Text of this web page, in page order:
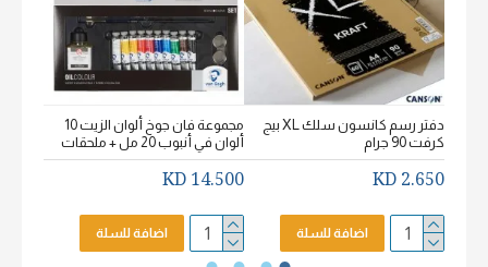
دفتر رسم كانسون سلك XL بيج
كرفت 90 جرام
2.650 KD
اضافة للسلة
مجموعة فان جوخ ألوان الزيت 10
ألوان في أنبوب 20 مل + ملحقات
14.500 KD
اضافة للسلة